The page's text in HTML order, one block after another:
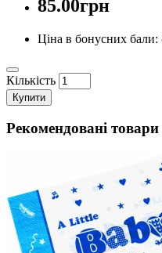
85.00грн
Ціна в бонусних бали:
Кількість
Купити
Рекомендовані товари